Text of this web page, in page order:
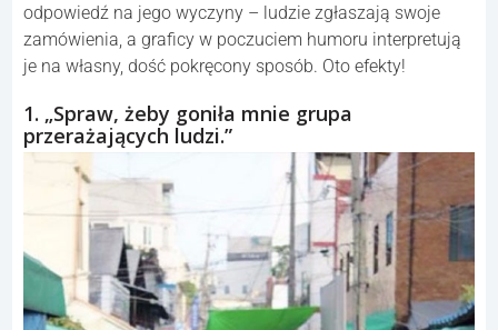
odpowiedź na jego wyczyny – ludzie zgłaszają swoje
zamówienia, a graficy w poczuciem humoru interpretują
je na własny, dość pokręcony sposób. Oto efekty!
1. „Spraw, żeby goniła mnie grupa
przerażających ludzi.”